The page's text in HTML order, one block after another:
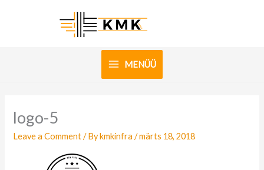
MENÜÜ
logo-5
Leave a Comment / Bykmkinfra/märts 18, 2018